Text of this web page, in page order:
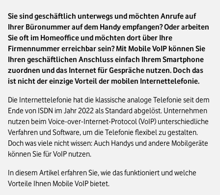
Sie sind geschäftlich unterwegs und möchten Anrufe auf
Ihrer Büronummer auf dem Handy empfangen? Oder arbeiten
Sie oft im Homeoffice und möchten dort über Ihre
Firmennummer erreichbar sein? Mit Mobile VoIP können Sie
Ihren geschäftlichen Anschluss einfach Ihrem Smartphone
zuordnen und das Internet für Gespräche nutzen. Doch das
ist nicht der einzige Vorteil der mobilen Internettelefonie.
Die Internettelefonie hat die klassische analoge Telefonie seit dem
Ende von ISDN im Jahr 2022 als Standard abgelöst. Unternehmen
nutzen beim Voice-over-Internet-Protocol (VoIP) unterschiedliche
Verfahren und Software, um die Telefonie flexibel zu gestalten.
Doch was viele nicht wissen: Auch Handys und andere Mobilgeräte
können Sie für VoIP nutzen.
In diesem Artikel erfahren Sie, wie das funktioniert und welche
Vorteile Ihnen Mobile VoIP bietet.